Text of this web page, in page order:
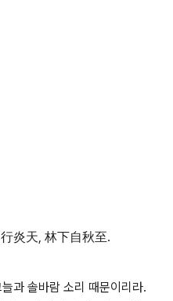
炎天, 林下自秋至.
과 솔바람 소리 때문이리라.